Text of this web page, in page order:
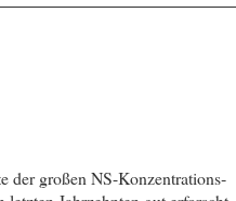
der großen NS-Konzen­tra­tions­